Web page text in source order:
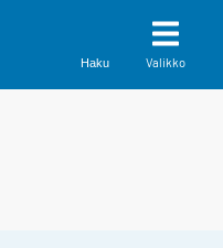
Haku Valikko